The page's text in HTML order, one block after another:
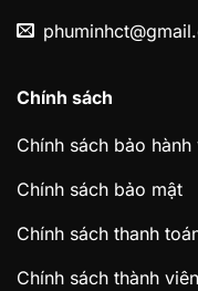
Chính sách
Chính sách bảo
Chính sách bảo mật
Chính sách thanh
Chính sách thành viên